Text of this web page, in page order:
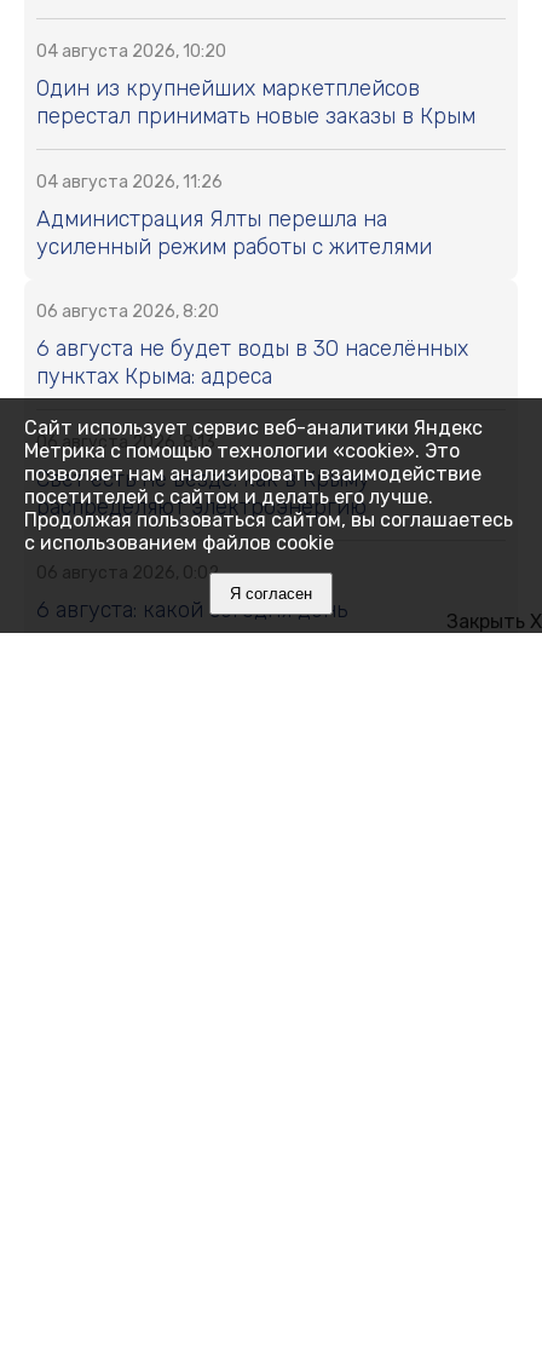
04 августа 2026, 10:20
Один из крупнейших маркетплейсов
перестал принимать новые заказы в Крым
04 августа 2026, 11:26
Администрация Ялты перешла на
усиленный режим работы с жителями
06 августа 2026, 8:20
6 августа не будет воды в 30 населённых
пунктах Крыма: адреса
06 августа 2026, 8:13
Свет есть не везде: как в Крыму
распределяют электроэнергию
06 августа 2026, 0:02
6 августа: какой сегодня день Закрыть X
Сайт использует сервис веб-аналитики Яндекс
Метрика с помощью технологии «cookie». Это
позволяет нам анализировать взаимодействие
посетителей с сайтом и делать его лучше.
Продолжая пользоваться сайтом, вы соглашаетесь
с использованием файлов cookie
Я согласен